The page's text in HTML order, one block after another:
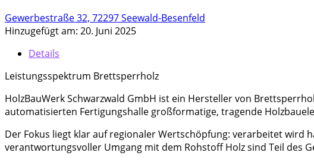
Gewerbestraße 32, 72297 Seewald-Besenfeld
Hinzugefügt am: 20. Juni 2025
Details
Leistungsspektrum Brettsperrholz
HolzBauWerk Schwarzwald GmbH ist ein Hersteller von
automatisierten Fertigungshalle großformatige, tragende
Der Fokus liegt klar auf regionaler Wertschöpfung: verarbeitet wird
verantwortungsvoller Umgang mit dem Rohstoff Holz sind Teil des